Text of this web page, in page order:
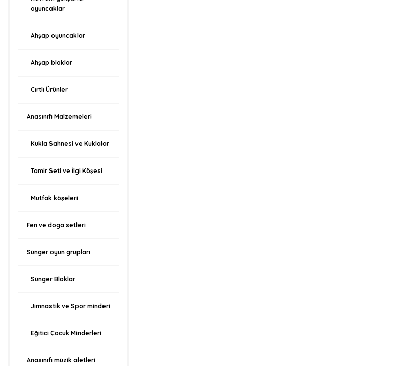
oyuncaklar
Ahşap oyuncaklar
Ahşap bloklar
Cırtlı Ürünler
Anasınıfı Malzemeleri
Kukla Sahnesi ve Kuklalar
Tamir Seti ve İlgi Köşesi
Mutfak köşeleri
Fen ve doga setleri
Sünger oyun grupları
Sünger Bloklar
Jimnastik ve Spor minderi
Eğitici Çocuk Minderleri
Anasınıfı müzik aletleri